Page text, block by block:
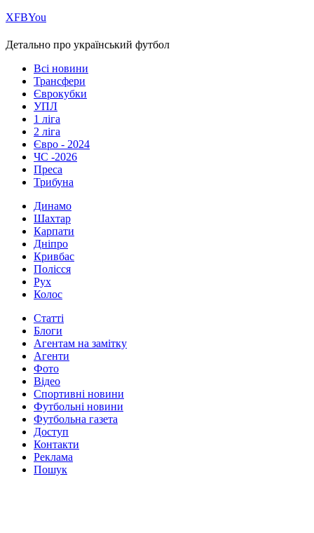
ХFBYou
Детально про український футбол
Всі новини
Трансфери
Єврокубки
УПЛ
1 ліга
2 ліга
Євро - 2024
ЧС -2026
Преса
Трибуна
Динамо
Шахтар
Карпати
Дніпро
Кривбас
Полісся
Рух
Колос
Статті
Блоги
Агентам на замітку
Агенти
Фото
Відео
Спортивні новини
Футбольні новини
Футбольна газета
Доступ
Контакти
Реклама
Пошук